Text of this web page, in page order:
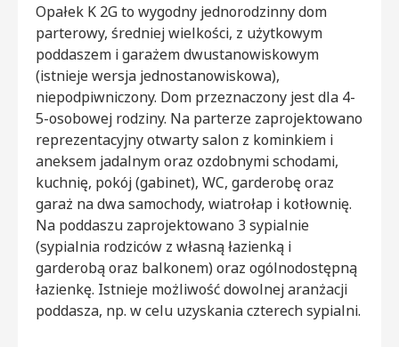
Opałek K 2G to wygodny jednorodzinny dom
parterowy, średniej wielkości, z użytkowym
poddaszem i garażem dwustanowiskowym
(istnieje wersja jednostanowiskowa),
niepodpiwniczony. Dom przeznaczony jest dla 4-
5-osobowej rodziny. Na parterze zaprojektowano
reprezentacyjny otwarty salon z kominkiem i
aneksem jadalnym oraz ozdobnymi schodami,
kuchnię, pokój (gabinet), WC, garderobę oraz
garaż na dwa samochody, wiatrołap i kotłownię.
Na poddaszu zaprojektowano 3 sypialnie
(sypialnia rodziców z własną łazienką i
garderobą oraz balkonem) oraz ogólnodostępną
łazienkę. Istnieje możliwość dowolnej aranżacji
poddasza, np. w celu uzyskania czterech sypialni.